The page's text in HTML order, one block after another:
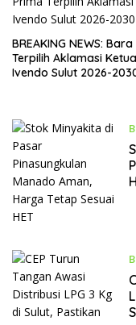
BREAKING NEWS:
Terpilih Aklamasi Ketua
Ivendo Sulut 2026-